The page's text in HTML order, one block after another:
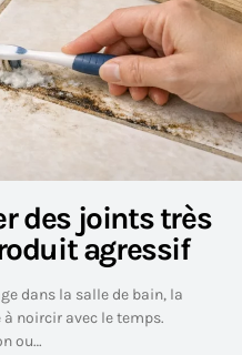
des joints très
agressif
dans la salle de bain, la
noircir avec le temps.
ou…